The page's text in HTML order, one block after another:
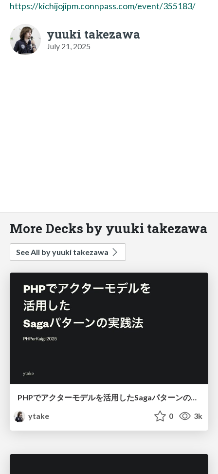
https://kichijojipm.connpass.com/event/355183/
yuuki takezawa
July 21, 2025
More Decks by yuuki takezawa
See All by yuuki takezawa
PHPでアクターモデルを活用したSagaパターンの実践法 / php-saga-pattern-with-actor-model
ytake
0 3k